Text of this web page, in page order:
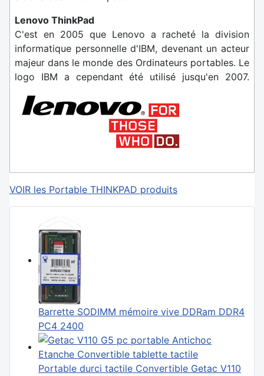
Lenovo ThinkPad
C'est en 2005 que Lenovo a racheté la division
informatique personnelle d'IBM, devenant un acteur
majeur dans le monde des Ordinateurs portables. Le
logo IBM a cependant été utilisé jusqu'en 2007.
VOIR les Portable THINKPAD produits
Barrette SODIMM mémoire vive DDRam DDR4
PC4 2400
Portable durci tactile Convertible Getac V110